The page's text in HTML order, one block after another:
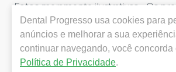
Fotos meramente ilustrativas - Os
da loja virtual estão sujeitos a
divergência de preços no site, o valor
Carrinho de Compra. Não vendemos
isso nos reservamos o direito de não
de grandes volumes pelo site.
Dental Progresso usa cookies para
anúncios e melhorar a sua
continuar navegando, você concorda
Política de Privacidade.